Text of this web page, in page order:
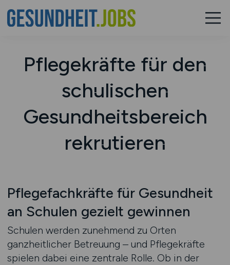
Pflegekräfte für den
schulischen
Gesundheitsbereich
rekrutieren
Pflegefachkräfte für Gesundheit
an Schulen gezielt gewinnen
Schulen werden zunehmend zu Orten
ganzheitlicher Betreuung – und Pflegekräfte
spielen dabei eine zentrale Rolle. Ob in der